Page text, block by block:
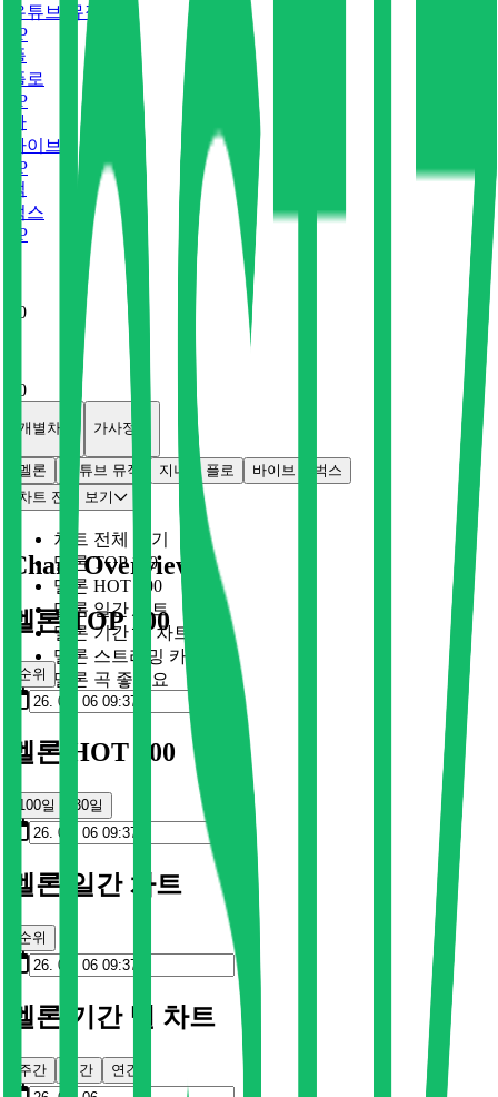
유튜브 뮤직
P
플
플로
P
바
바이브
P
벅
벅스
P
0
0
개별차트 가사정보
멜론 유튜브 뮤직 지니 플로 바이브
벅스
차트 전체 보기
차트 전체 보기
멜론 TOP 100
멜론 HOT 100
멜론 일간 차트
멜론 기간 별 차트
멜론 스트리밍 카드
멜론 곡 좋아요
Chart Overview
멜론 TOP 100
순위
멜론 HOT 100
100일 30일
멜론 일간 차트
순위
멜론 기간 별 차트
주간 월간 연간